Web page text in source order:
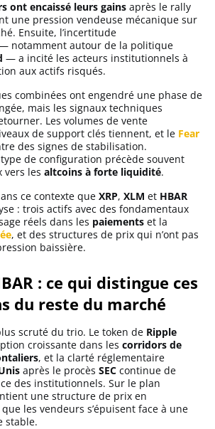
?
Broker
techniques
plateformes
ont encaissé leurs gains après le rally
une pression vendeuse mécanique sur
Ensuite, l’incertitude
notamment autour de la politique
— a incité les acteurs institutionnels à
aux actifs risqués.
combinées ont engendré une phase de
mais les signaux techniques
Les volumes de vente
de support clés tiennent, et le Fear
des signes de stabilisation.
de configuration précède souvent
vers les altcoins à forte liquidité.
ce contexte que XRP, XLM et HBAR
: trois actifs avec des fondamentaux
réels dans les paiements et la
, et des structures de prix qui n’ont pas
baissière.
: ce qui distingue ces
du reste du marché
scruté du trio. Le token de Ripple
croissante dans les corridors de
, et la clarté réglementaire
après le procès SEC continue de
des institutionnels. Sur le plan
une structure de prix en
les vendeurs s’épuisent face à une
stable.